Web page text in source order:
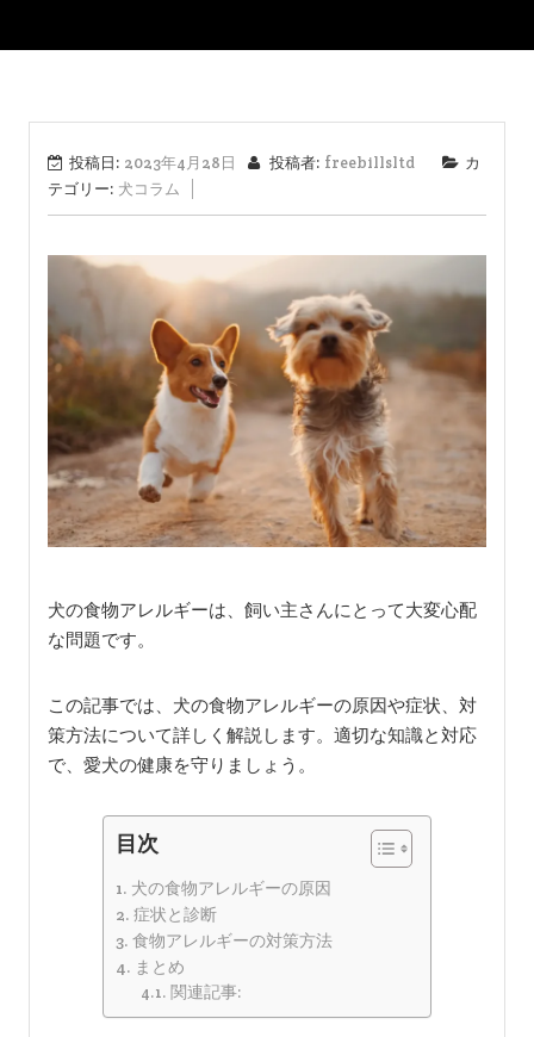
投稿日: 2023年4月28日 投稿者: freebillsltd
カ
テゴリー: 犬コラム
犬の食物アレルギーは、飼い主さんにとって大変心配
な問題です。
この記事では、犬の食物アレルギーの原因や症状、対
策方法について詳しく解説します。適切な知識と対応
で、愛犬の健康を守りましょう。
目次
犬の食物アレルギーの原因
症状と診断
食物アレルギーの対策方法
まとめ
関連記事: